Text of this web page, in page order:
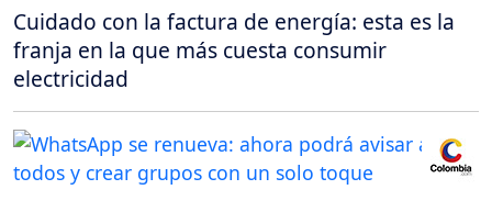
Cuidado con la factura de energía: esta es la
franja en la que más cuesta consumir
electricidad